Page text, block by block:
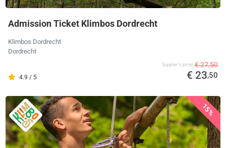
Admission Ticket Klimbos Dordrecht
Klimbos Dordrecht
Dordrecht
4.9 / 5
Supplier's price € 27,50
€ 23,50
15%